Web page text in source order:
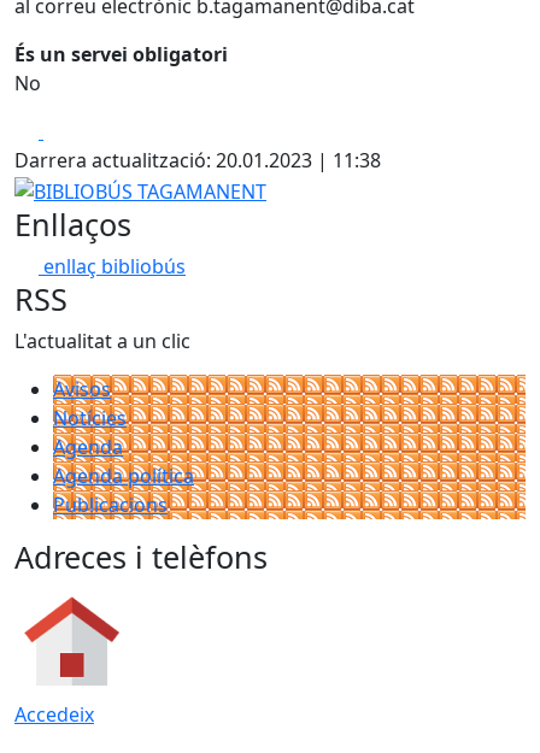
al correu electrònic b.tagamanent@diba.cat
És un servei obligatori
No
Darrera actualització: 20.01.2023 | 11:38
BIBLIOBÚS TAGAMANENT
Enllaços
enllaç bibliobús
RSS
L'actualitat a un clic
Avisos
Notícies
Agenda
Agenda política
Publicacions
Adreces i telèfons
Accedeix